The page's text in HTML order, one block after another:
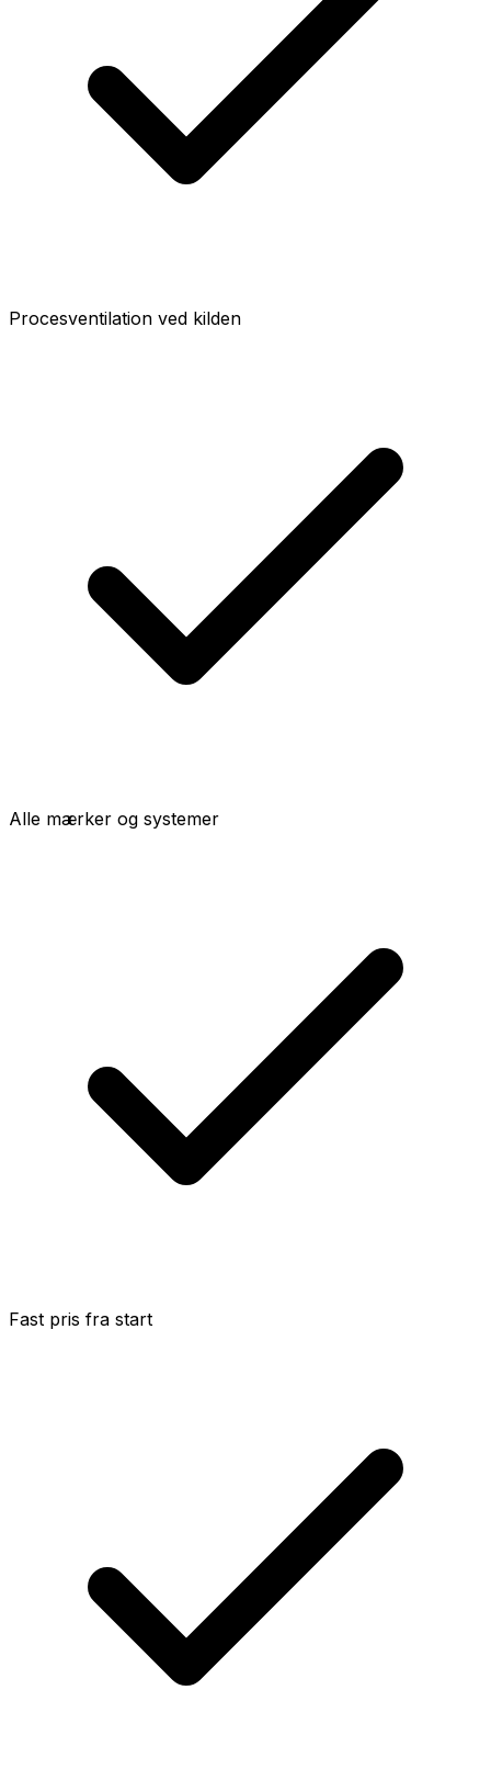
Procesventilation ved kilden
Alle mærker og systemer
Fast pris fra start